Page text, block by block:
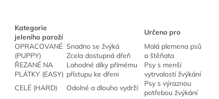
Kategorie
jeleního paroží
Určeno pro
OPRACOVANÉ
(PUPPY)
Snadno se žvýká
Zcela dostupná dřeň
Malá plemena psů
a štěňata
ŘEZANÉ NA
PLÁTKY (EASY)
Lahodné díky přímému
přístupu ke dřeni
Psy s menší
vytrvalostí žvýkání
CELÉ (HARD)
Odolné a dlouho vydrží
Psy s výraznou
potřebou žvýkání